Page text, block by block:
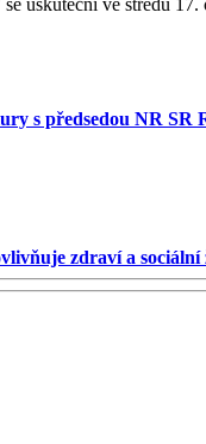
se uskuteční ve středu
s předsedou NR SR
zdraví a sociální